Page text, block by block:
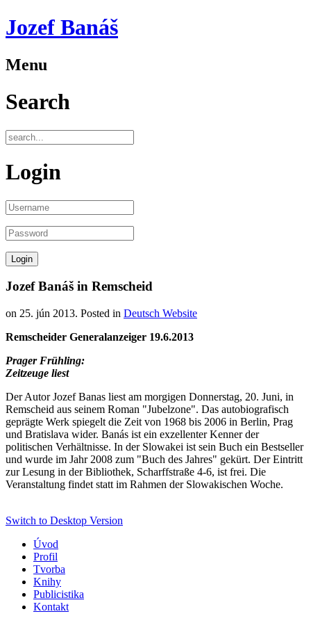
Jozef Banáš
Menu
Search
Login
Jozef Banáš in Remscheid
on 25. jún 2013. Posted in Deutsch Website
Remscheider Generalanzeiger 19.6.2013
Prager Frühling:
Zeitzeuge liest
Der Autor Jozef Banas liest am morgigen Donnerstag, 20. Juni, in
Remscheid aus seinem Roman "Jubelzone". Das autobiografisch
geprägte Werk spiegelt die Zeit von 1968 bis 2006 in Berlin, Prag
und Bratislava wider. Banás ist ein exzellenter Kenner der
politischen Verhältnisse. In der Slowakei ist sein Buch ein Bestseller
und wurde im Jahr 2008 zum "Buch des Jahres" gekürt. Der Eintritt
zur Lesung in der Bibliothek, Scharffstraße 4-6, ist frei. Die
Veranstaltung findet statt im Rahmen der Slowakischen Woche.
Switch to Desktop Version
Úvod
Profil
Tvorba
Knihy
Publicistika
Kontakt